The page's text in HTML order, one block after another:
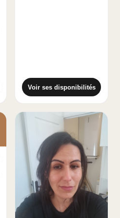
Voir ses disponibilités